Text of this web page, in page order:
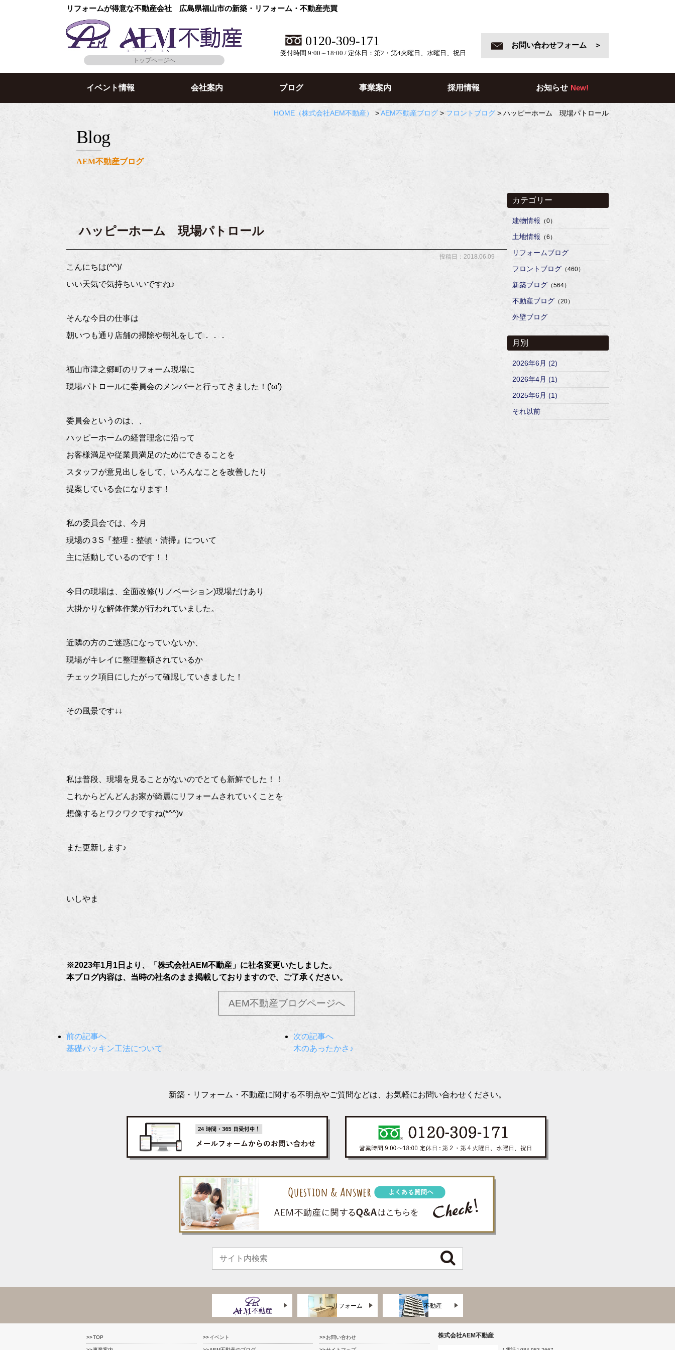
リフォームが得意な不動産会社 広島県福山市の新築・リフォーム・不動産売買
トップページへ
0120-309-171
受付時間 9:00～18:00 / 定休日：第2・第4火曜日、水曜日、祝日
お問い合わせフォーム ＞
イベント情報 会社案内 ブログ 事業案内 採用情報 お知らせ New!
HOME （株式会社AEM不動産） >AEM不動産ブログ > フロントブログ > ハッピーホーム 現場パトロール
blog
AEM不動産ブログ
ハッピーホーム 現場パトロール
投稿日：2018.06.09
こんにちは(^^)/
いい天気で気持ちいいですね♪
そんな今日の仕事は
朝いつも通り店舗の掃除や朝礼をして．．．
福山市津之郷町のリフォーム現場に
現場パトロールに委員会のメンバーと行ってきました！('ω')
委員会というのは、、
ハッピーホームの経営理念に沿って
お客様満足や従業員満足のためにできることを
スタッフが意見出しをして、いろんなことを改善したり
提案している会になります！
私の委員会では、今月
現場の３S『整理：整頓・清掃』について
主に活動しているのです！！
今日の現場は、全面改修(リノベーション)現場だけあり
大掛かりな解体作業が行われていました。
近隣の方のご迷惑になっていないか、
現場がキレイに整理整頓されているか
チェック項目にしたがって確認していきました！
その風景です↓↓
私は普段、現場を見ることがないのでとても新鮮でした！！
これからどんどんお家が綺麗にリフォームされていくことを
想像するとワクワクですね(*^^)v
また更新します♪
いしやま
※2023年1月1日より、「株式会社AEM不動産」に社名変更いたしました。
本ブログ内容は、当時の社名のまま掲載しておりますので、ご了承ください。
AEM不動産ブログページへ
前の記事へ
基礎パッキン工法について
次の記事へ
木のあったかさ♪
カテゴリー
建物情報 （0）
土地情報 （6）
リフォームブログ
フロントブログ （460）
新築ブログ （564）
不動産ブログ （20）
外壁ブログ
月別
2026年6月 (2)
2026年4月 (1)
2025年6月 (1)
それ以前
新築・リフォーム・不動産に関する不明点やご質問などは、お気軽にお問い合わせください。
リフォーム 不動産
TOP イベント お問い合わせ 株式会社AEM不動産